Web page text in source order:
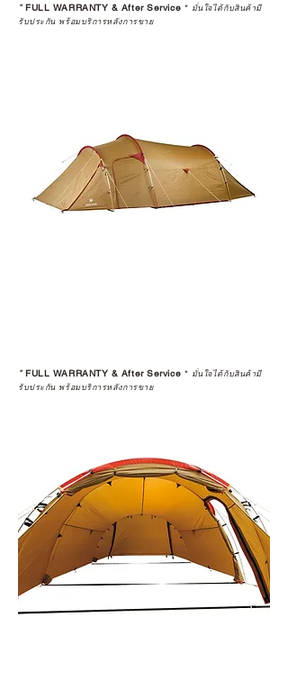
*FULL WARRANTY & After Service * มั่นใจได้กับสินค้ามี
รับประกัน พร้อมบริการหลังการขาย
*FULL WARRANTY & After Service * มั่นใจได้กับสินค้ามี
รับประกัน พร้อมบริการหลังการขาย